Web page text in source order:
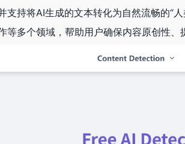
支持将AI生成的文本转化为自然流畅的“
等多个领域，帮助用户确保内容原创性、